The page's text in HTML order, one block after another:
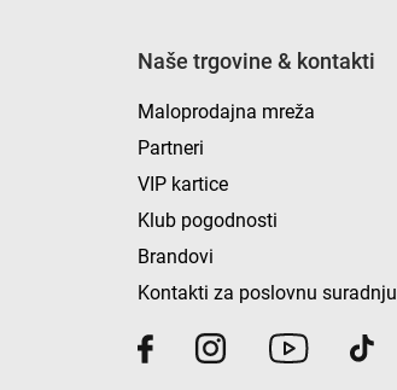
Naše trgovine & kontakti
Maloprodajna mreža
Partneri
VIP kartice
Klub pogodnosti
Brandovi
Kontakti za poslovnu suradnju